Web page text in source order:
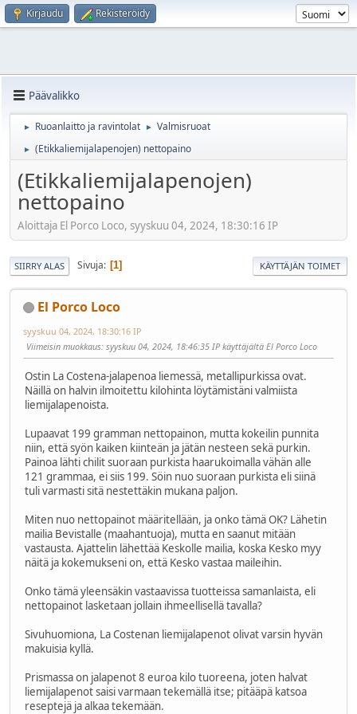
Kirjaudu Rekisteröidy
Päävalikko
► Ruoanlaitto ja ravintolat ► Valmisruoat
► (Etikkaliemijalapenojen) nettopaino
(Etikkaliemijalapenojen)
nettopaino
Aloittaja El Porco Loco, syyskuu 04, 2024, 18:30:16 IP
SIIRRY ALAS Sivuja 1 KÄYTTÄJÄN TOIMET
El Porco Loco
syyskuu 04, 2024, 18:30:16 IP
Viimeisin muokkaus: syyskuu 04, 2024, 18:46:35 IP käyttäjältä El Porco Loco
Ostin La Costena-jalapenoa liemessä, metallipurkissa ovat.
Näillä on halvin ilmoitettu kilohinta löytämistäni valmiista
liemijalapenoista.
Lupaavat 199 gramman nettopainon, mutta kokeilin punnita
niin, että syön kaiken kiinteän ja jätän nesteen sekä purkin.
Painoa lähti chilit suoraan purkista haarukoimalla vähän alle
121 grammaa, ei siis 199. Söin nuo suoraan purkista eli siinä
tuli varmasti sitä nestettäkin mukana paljon.
Miten nuo nettopainot määritellään, ja onko tämä OK? Lähetin
mailia Bevistalle (maahantuoja), mutta en saanut mitään
vastausta. Ajattelin lähettää Keskolle mailia, koska Kesko myy
näitä ja kokemukseni on, että Kesko vastaa maileihin.
Onko tämä yleensäkin vastaavissa tuotteissa samanlaista, eli
nettopainot lasketaan jollain ihmeellisellä tavalla?
Sivuhuomiona, La Costenan liemijalapenot olivat varsin hyvän
makuisia kyllä.
Prismassa on jalapenot 8 euroa kilo tuoreena, joten halvat
liemijalapenot saisi varmaan tekemällä itse; pitääpä katsoa
reseptejä ja alkaa tekemään.